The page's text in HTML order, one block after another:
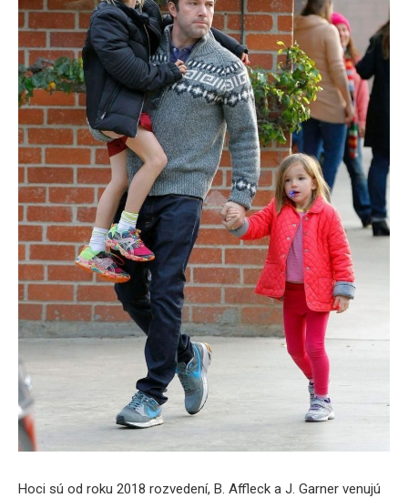
Hoci sú od roku 2018 rozvedení, B. Affleck a J. Garner venujú